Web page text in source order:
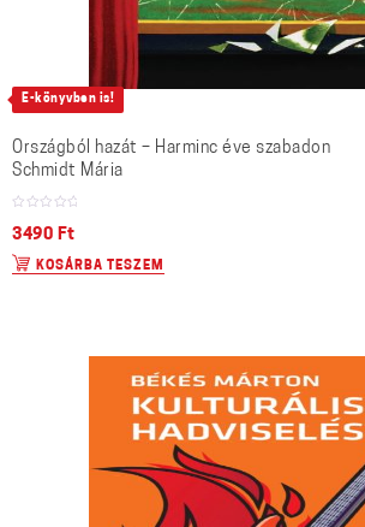
E-könyvben is!
Országból hazát – Harminc éve szabadon
Schmidt Mária
3490 Ft
KOSÁRBA TESZEM